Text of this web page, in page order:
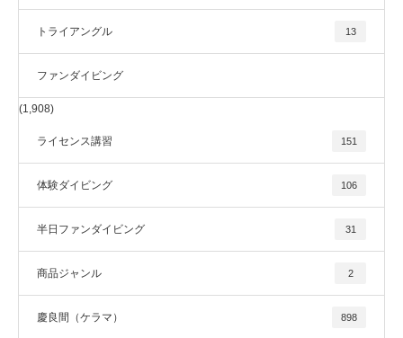
トライアングル 13
ファンダイビング
(1,908)
ライセンス講習 151
体験ダイビング 106
半日ファンダイビング 31
商品ジャンル 2
慶良間（ケラマ） 898